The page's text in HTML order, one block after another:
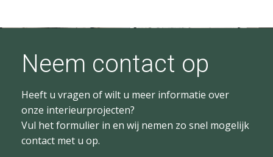
Neem contact op
Heeft u vragen of wilt u meer informatie over
onze interieurprojecten?
Vul het formulier in en wij nemen zo snel mogelijk
contact met u op.